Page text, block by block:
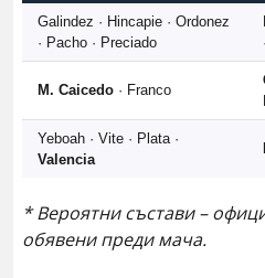
Galindez · Hincapie · Ordonez
· Pacho · Preciado
M. Caicedo · Franco
Yeboah · Vite · Plata ·
Valencia
* Вероятни състави –
обявени преди мача.